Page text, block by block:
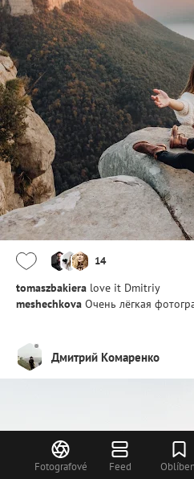
Fotografové Feed
14
tomaszbakiera love it Dmitriy
meshechkova Очень лёгкая
Дмитрий Комаренко